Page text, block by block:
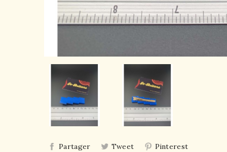
Partager Tweet Pinterest